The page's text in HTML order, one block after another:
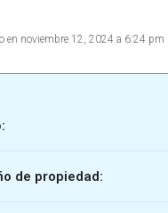
en noviembre 12, 2024 a 6:24 pm
de propiedad: